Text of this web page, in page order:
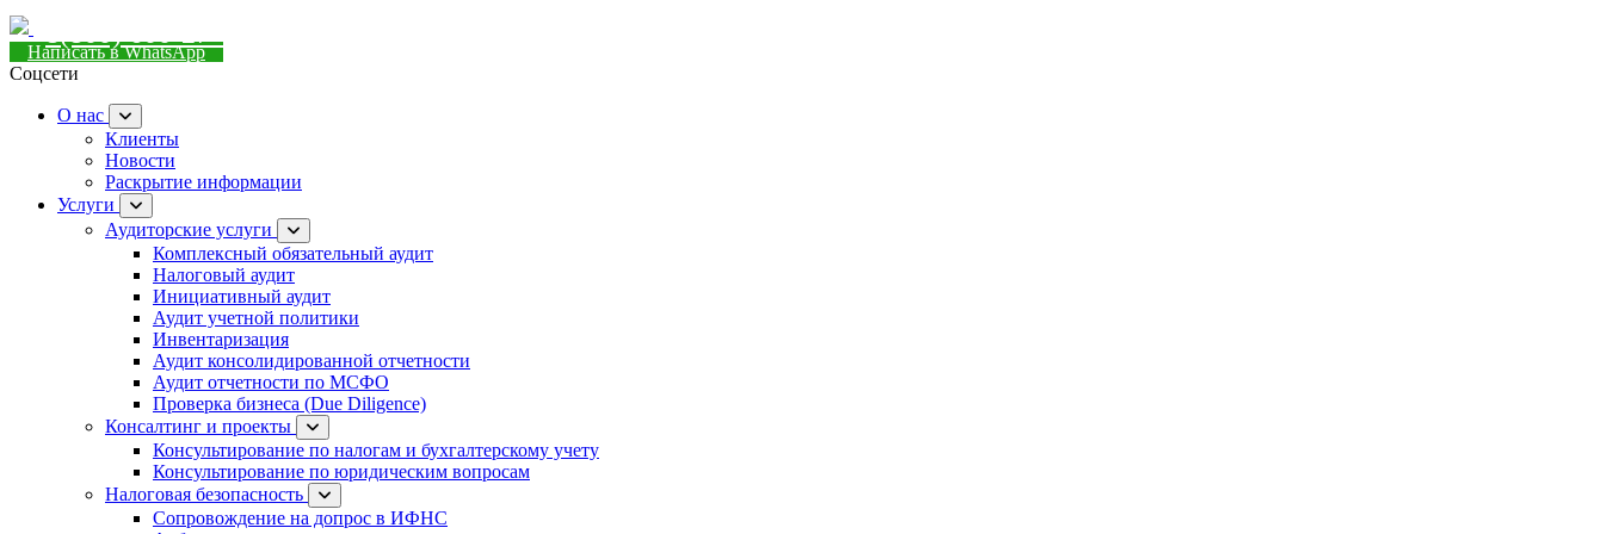
Написать в WhatsApp
Соцсети
О нас
Клиенты
Новости
Раскрытие информации
Услуги
Аудиторские услуги
Комплексный обязательный аудит
Налоговый аудит
Инициативный аудит
Аудит учетной политики
Инвентаризация
Аудит консолидированной отчетности
Аудит отчетности по МСФО
Проверка бизнеса (Due Diligence)
Консалтинг и проекты
Консультирование по налогам и бухгалтерскому учету
Консультирование по юридическим вопросам
Налоговая безопасность
Сопровождение на допрос в ИФНС